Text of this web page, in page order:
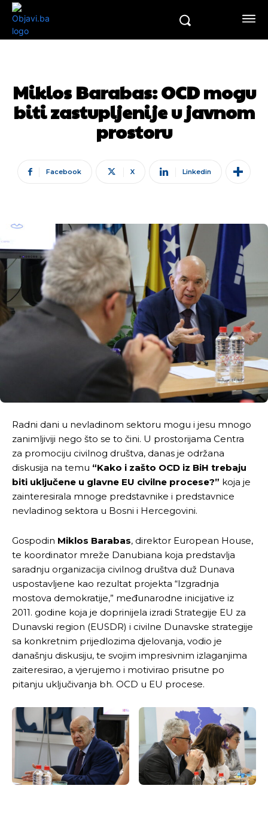
Miklos Barabas: OCD mogu
biti zastupljenije u javnom
prostoru
Facebook X Linkedin
Radni dani u nevladinom sektoru mogu i jesu mnogo
zanimljiviji nego što se to čini. U prostorijama Centra
za promociju civilnog društva, danas je održana
diskusija na temu “Kako i zašto OCD iz BiH trebaju
biti uključene u glavne EU civilne procese?” koja je
zainteresirala mnoge predstavnike i predstavnice
nevladinog sektora u Bosni i Hercegovini.
Gospodin Miklos Barabas, direktor European House,
te koordinator mreže Danubiana koja predstavlja
saradnju organizacija civilnog društva duž Dunava
uspostavljene kao rezultat projekta “Izgradnja
mostova demokratije,” međunarodne inicijative iz
2011. godine koja je doprinijela izradi Strategije EU za
Dunavski region (EUSDR) i civilne Dunavske strategije
sa konkretnim prijedlozima djelovanja, vodio je
današnju diskusiju, te svojim impresivnim izlaganjima
zaiteresirao, a vjerujemo i motivirao prisutne po
pitanju uključivanja bh. OCD u EU procese.